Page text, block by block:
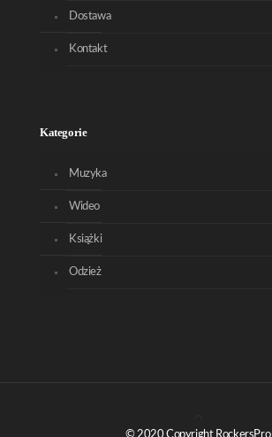
Dostawa
Kontakt
Kategorie
Muzyka
Wideo
Książki
Odzież